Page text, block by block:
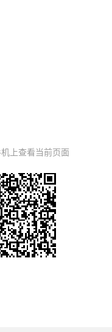
上查看当前页面